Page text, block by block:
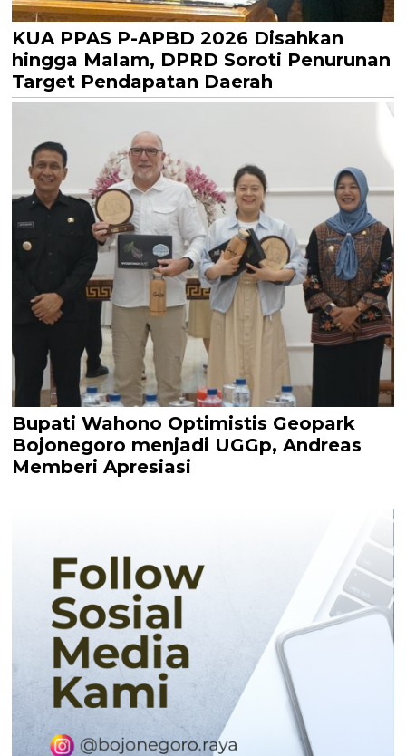
KUA PPAS P-APBD 2026 Disahkan
hingga Malam, DPRD Soroti Penurunan
Target Pendapatan Daerah
Bupati Wahono Optimistis Geopark
Bojonegoro menjadi UGGp, Andreas
Memberi Apresiasi